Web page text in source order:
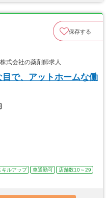
保存する
式会社の薬剤師求人
目で、アットホームな働
キルアップ 車通勤可
店舗数10～29